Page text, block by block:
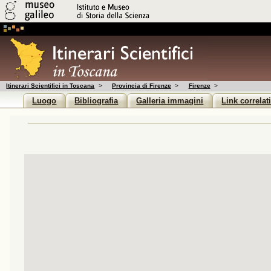
Itinerari Scientifici in Toscana > Provincia di Firenze > Firenze >
Luogo Bibliografia Galleria immagini Link correlati